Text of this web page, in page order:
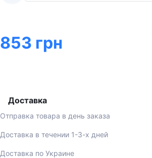
853 грн
Доставка
Отправка товара в день заказа
Доставка в течении 1-3-х дней
Доставка по Украине